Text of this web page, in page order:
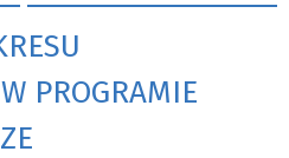
PROGRAMIE